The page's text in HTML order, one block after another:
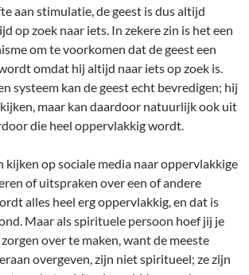
aan stimulatie, de geest is dus altijd
op zoek naar iets. In zekere zin is het een
om te voorkomen dat de geest een
omdat hij altijd naar iets op zoek is.
systeem kan de geest echt bevredigen; hij
maar kan daardoor natuurlijk ook uit
die heel oppervlakkig wordt.
kijken op sociale media naar oppervlakkige
of uitspraken over een of andere
alles heel erg oppervlakkig, en dat is
Maar als spirituele persoon hoef jij je
over te maken, want de meeste
overgeven, zijn niet spiritueel; ze zijn